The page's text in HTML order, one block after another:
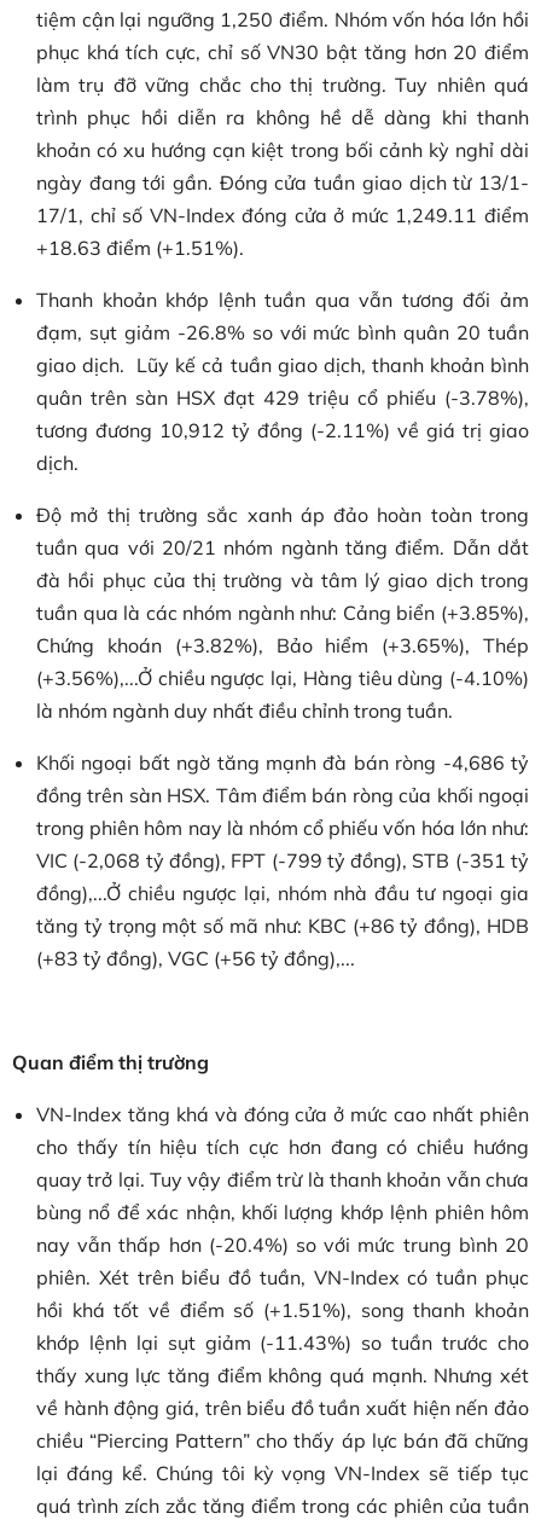
tiệm cận lại ngưỡng 1,250 điểm. Nhóm vốn hóa lớn hồi
phục khá tích cực, chỉ số VN30 bật tăng hơn 20 điểm
làm trụ đỡ vững chắc cho thị trường. Tuy nhiên quá
trình phục hồi diễn ra không hề dễ dàng khi thanh
khoản có xu hướng cạn kiệt trong bối cảnh kỳ nghỉ dài
ngày đang tới gần. Đóng cửa tuần giao dịch từ 13/1-
17/1, chỉ số VN-Index đóng cửa ở mức 1,249.11 điểm
+18.63 điểm (+1.51%).
Thanh khoản khớp lệnh tuần qua vẫn tương đối ảm
đạm, sụt giảm -26.8% so với mức bình quân 20 tuần
giao dịch. Lũy kế cả tuần giao dịch, thanh khoản bình
quân trên sàn HSX đạt 429 triệu cổ phiếu (-3.78%),
tương đương 10,912 tỷ đồng (-2.11%) về giá trị giao
dịch.
Độ mở thị trường sắc xanh áp đảo hoàn toàn trong
tuần qua với 20/21 nhóm ngành tăng điểm. Dẫn dắt
đà hồi phục của thị trường và tâm lý giao dịch trong
tuần qua là các nhóm ngành như: Cảng biển (+3.85%),
Chứng khoán (+3.82%), Bảo hiểm (+3.65%), Thép
(+3.56%),...Ở chiều ngược lại, Hàng tiêu dùng (-4.10%)
là nhóm ngành duy nhất điều chỉnh trong tuần.
Khối ngoại bất ngờ tăng mạnh đà bán ròng -4,686 tỷ
đồng trên sàn HSX. Tâm điểm bán ròng của khối ngoại
trong phiên hôm nay là nhóm cổ phiếu vốn hóa lớn như:
VIC (-2,068 tỷ đồng), FPT (-799 tỷ đồng), STB (-351 tỷ
đồng),...Ở chiều ngược lại, nhóm nhà đầu tư ngoại gia
tăng tỷ trọng một số mã như: KBC (+86 tỷ đồng), HDB
(+83 tỷ đồng), VGC (+56 tỷ đồng),...
Quan điểm thị trường
VN-Index tăng khá và đóng cửa ở mức cao nhất phiên
cho thấy tín hiệu tích cực hơn đang có chiều hướng
quay trở lại. Tuy vậy điểm trừ là thanh khoản vẫn chưa
bùng nổ để xác nhận, khối lượng khớp lệnh phiên hôm
nay vẫn thấp hơn (-20.4%) so với mức trung bình 20
phiên. Xét trên biểu đồ tuần, VN-Index có tuần phục
hồi khá tốt về điểm số (+1.51%), song thanh khoản
khớp lệnh lại sụt giảm (-11.43%) so tuần trước cho
thấy xung lực tăng điểm không quá mạnh. Nhưng xét
về hành động giá, trên biểu đồ tuần xuất hiện nến đảo
chiều “Piercing Pattern” cho thấy áp lực bán đã chững
lại đáng kể. Chúng tôi kỳ vọng VN-Index sẽ tiếp tục
quá trình zích zắc tăng điểm trong các phiên của tuần